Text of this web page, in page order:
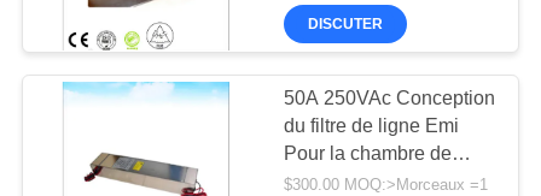
chambre émotionnelle
DISCUTER
50A 250VAc Conception
du filtre de ligne Emi
Pour la chambre de
blindage RF et la
$300.00 MOQ:>Morceaux =1